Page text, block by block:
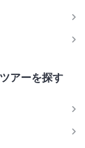
アーを探す